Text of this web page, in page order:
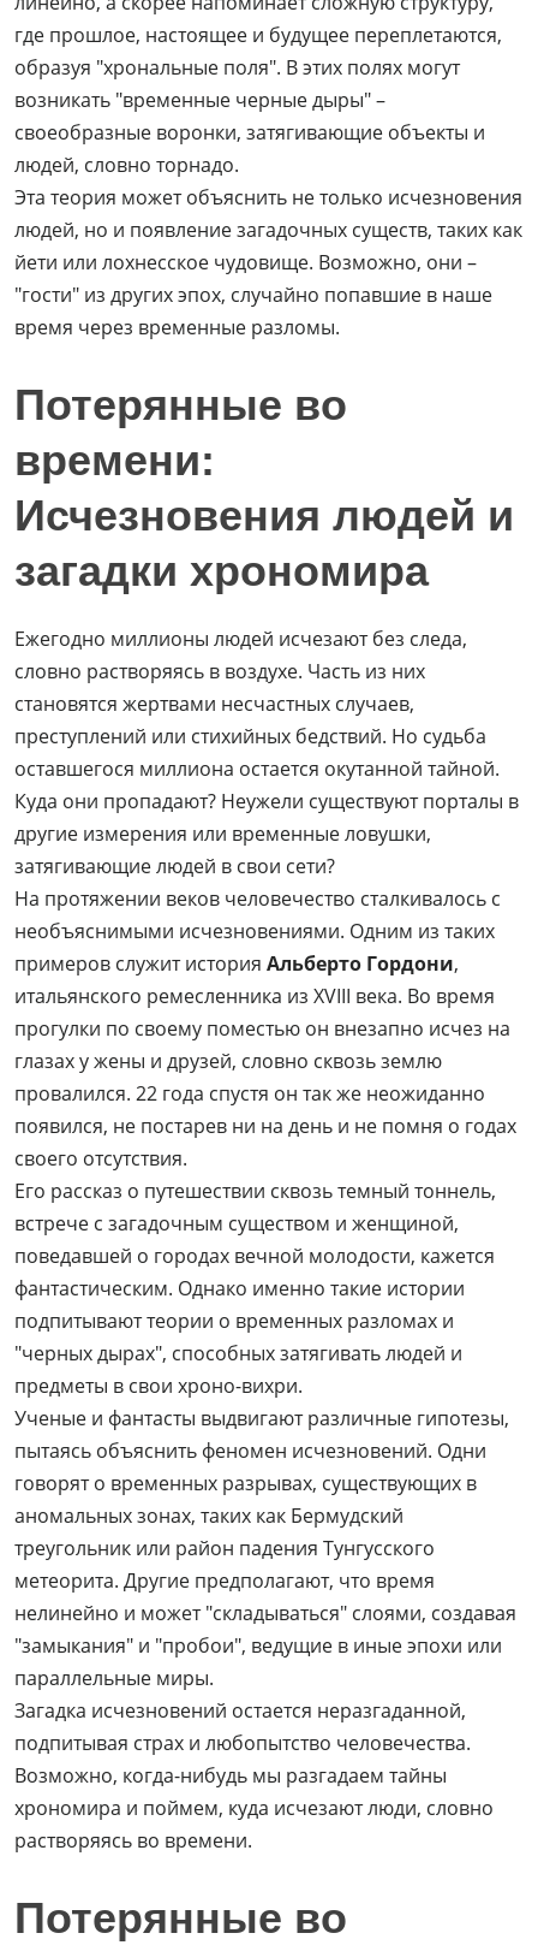
где прошлое, настоящее и будущее переплетаются,
образуя "хрональные поля". В этих полях могут
возникать "временные черные дыры" –
своеобразные воронки, затягивающие объекты и
людей, словно торнадо.
Эта теория может объяснить не только исчезновения
людей, но и появление загадочных существ, таких как
йети или лохнесское чудовище. Возможно, они –
"гости" из других эпох, случайно попавшие в наше
время через временные разломы.
Потерянные во
времени:
Исчезновения людей и
загадки хрономира
Ежегодно миллионы людей исчезают без следа,
словно растворяясь в воздухе. Часть из них
становятся жертвами несчастных случаев,
преступлений или стихийных бедствий. Но судьба
оставшегося миллиона остается окутанной тайной.
Куда они пропадают? Неужели существуют порталы в
другие измерения или временные ловушки,
затягивающие людей в свои сети?
На протяжении веков человечество сталкивалось с
необъяснимыми исчезновениями. Одним из таких
примеров служит история Альберто Гордони,
итальянского ремесленника из XVIII века. Во время
прогулки по своему поместью он внезапно исчез на
глазах у жены и друзей, словно сквозь землю
провалился. 22 года спустя он так же неожиданно
появился, не постарев ни на день и не помня о годах
своего отсутствия.
Его рассказ о путешествии сквозь темный тоннель,
встрече с загадочным существом и женщиной,
поведавшей о городах вечной молодости, кажется
фантастическим. Однако именно такие истории
подпитывают теории о временных разломах и
"черных дырах", способных затягивать людей и
предметы в свои хроно-вихри.
Ученые и фантасты выдвигают различные гипотезы,
пытаясь объяснить феномен исчезновений. Одни
говорят о временных разрывах, существующих в
аномальных зонах, таких как Бермудский
треугольник или район падения Тунгусского
метеорита. Другие предполагают, что время
нелинейно и может "складываться" слоями, создавая
"замыкания" и "пробои", ведущие в иные эпохи или
параллельные миры.
Загадка исчезновений остается неразгаданной,
подпитывая страх и любопытство человечества.
Возможно, когда-нибудь мы разгадаем тайны
хрономира и поймем, куда исчезают люди, словно
растворяясь во времени.
Потерянные во